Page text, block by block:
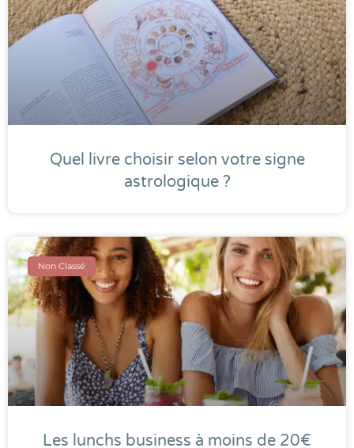
Quel livre choisir selon votre signe
astrologique ?
Non Classé
Les lunchs business à moins de 20€